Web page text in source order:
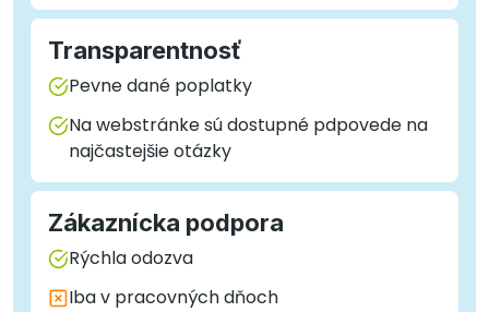
Transparentnosť
Pevne dané poplatky
Na webstránke sú dostupné pdpovede na
najčastejšie otázky
Zákaznícka podpora
Rýchla odozva
Iba v pracovných dňoch